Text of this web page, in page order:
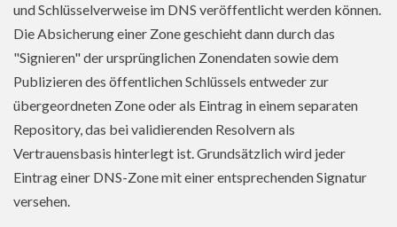
und Schlüsselverweise im DNS veröffentlicht werden können.
Die Absicherung einer Zone geschieht dann durch das
"Signieren" der ursprünglichen Zonendaten sowie dem
Publizieren des öffentlichen Schlüssels entweder zur
übergeordneten Zone oder als Eintrag in einem separaten
Repository, das bei validierenden Resolvern als
Vertrauensbasis hinterlegt ist. Grundsätzlich wird jeder
Eintrag einer DNS-Zone mit einer entsprechenden Signatur
versehen.